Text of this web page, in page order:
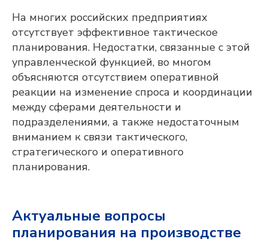
На многих российских предприятиях
отсутствует эффективное тактическое
планирования. Недостатки, связанные с этой
управленческой функцией, во многом
объясняются отсутствием оперативной
реакции на изменение спроса и координации
между сферами деятельности и
подразделениями, а также недостаточным
вниманием к связи тактического,
стратегического и оперативного
планирования.
Актуальные вопросы
планирования на производстве
компанией «Адептик Плюс» при грантовой
Фонда «Сколково»
«Фонда содействия
инновациям»и«Российского фонда развития
информационных технологий»
ООО «Адептик Плюс»,
ОГРН 1103017000305
+7 (495) 241-02-76
expert@adeptik.com